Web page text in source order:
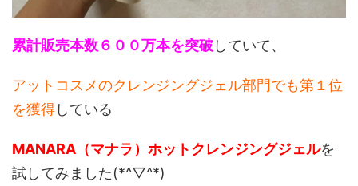
累計販売本数６００万本を突破していて、
アットコスメのクレンジングジェル部門でも第１位
を獲得している
MANARA（マナラ）ホットクレンジングジェルを
試してみました(*^▽^*)